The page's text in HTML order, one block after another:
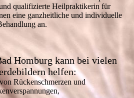
qualifizierte Heilpraktikerin für
eine ganzheitliche und individuelle
an.
Homburg kann bei vielen
helfen:
Rückenschmerzen und